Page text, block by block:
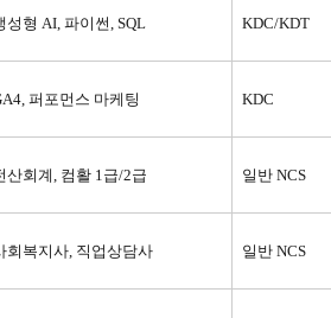
성형 AI, 파이썬, SQL KDC/KDT
퍼포먼스 마케팅 KDC
산회계 , 컴활 1급/2급 일반 NCS
회복지사, 직업상담사 일반 NCS